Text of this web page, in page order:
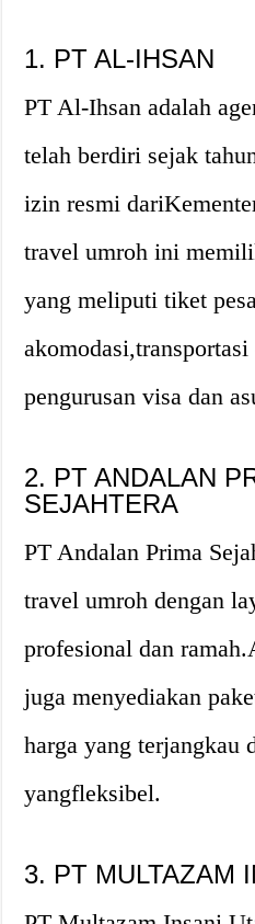
1. PT AL-IHSAN
PT Al-Ihsan adalah
telah berdiri sejak
izin resmi
travel umroh ini
yang meliputi tiket
pengurusan visa dan
2. PT ANDALAN
SEJAHTERA
PT Andalan Prima
travel umroh dengan
profesional dan
juga menyediakan
harga yang terjangkau
yangfleksibel.
3. PT MULTAZAM